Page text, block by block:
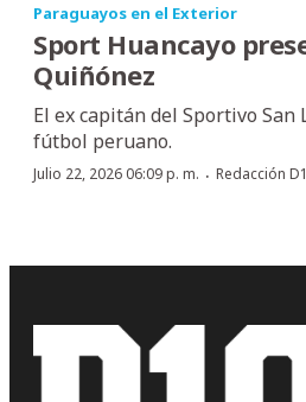
Paraguayos en el Exterior
Sport Huancayo
Quiñónez
El ex capitán del Sportivo
fútbol peruano.
Julio 22, 2026 06:09 p. m. · Redacción